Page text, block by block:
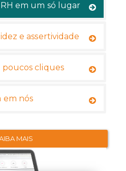
em um só lugar
e assertividade
poucos cliques
em nós
MAIS